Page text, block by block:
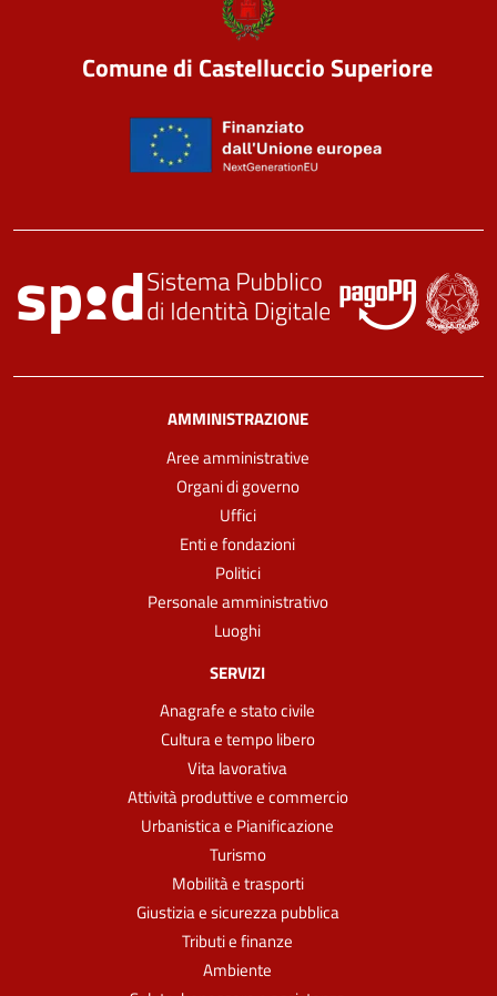
Comune di Castelluccio Superiore
AMMINISTRAZIONE
Aree amministrative
Organi di governo
Uffici
Enti e fondazioni
Politici
Personale amministrativo
Luoghi
SERVIZI
Anagrafe e stato civile
Cultura e tempo libero
Vita lavorativa
Attività produttive e commercio
Urbanistica e Pianificazione
Turismo
Mobilità e trasporti
Giustizia e sicurezza pubblica
Tributi e finanze
Ambiente